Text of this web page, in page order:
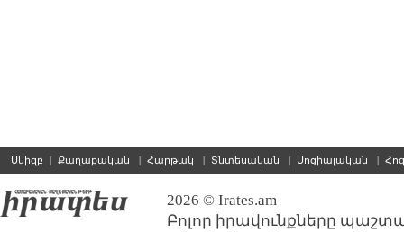
Սկիզբ | Քաղաքական | Հարթակ | Տնտեսական | Սոցիալական |
2026 © Irates.am
Բոլոր իրավունքները